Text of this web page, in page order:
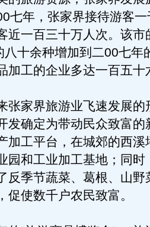
七年，张家界接待游客
近一百三十万人次。该市
十余种增加到二00七年
加工的企业多达一百五十
家界旅游业飞速发展的
发确定为带动民众致富的
加工平台，在城郊的西溪
园和工业加工基地；同时
反季节蔬菜、葛根、山野
促使数千户农民致富。